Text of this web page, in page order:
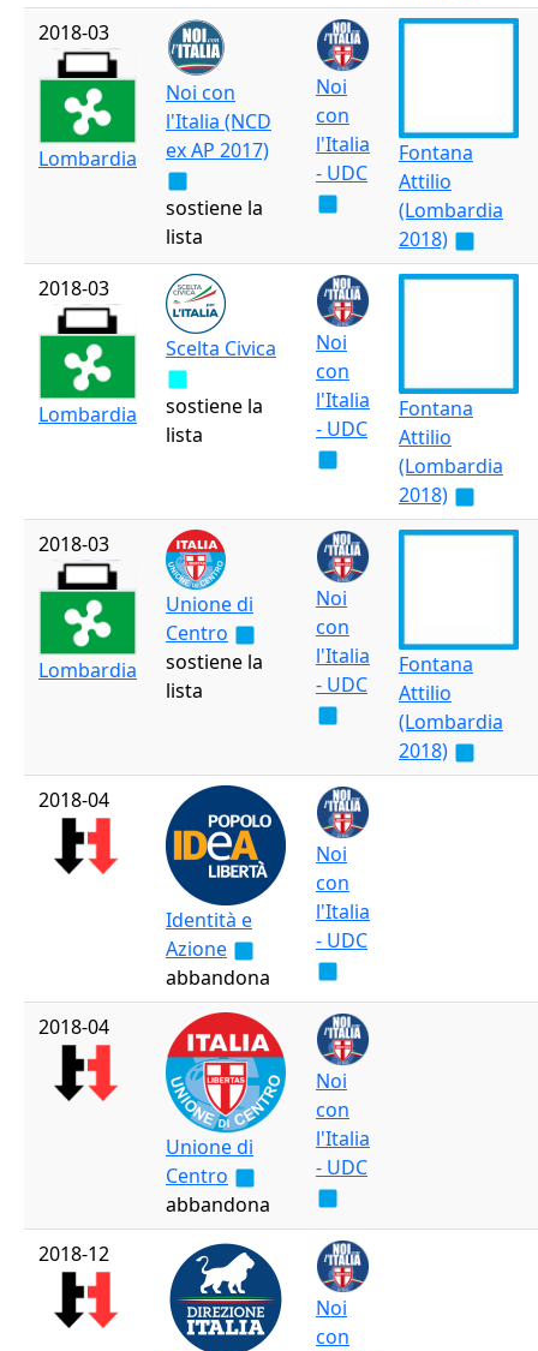
2018-03
Lombardia
Noi con
l'Italia (NCD
ex AP 2017)
sostiene la
lista
Noi
con
l'Italia
- UDC
Fontana
Attilio
(Lombardia
2018)
2018-03
Lombardia
Scelta Civica
sostiene la
lista
Noi
con
l'Italia
- UDC
Fontana
Attilio
(Lombardia
2018)
2018-03
Lombardia
Unione di
Centro
sostiene la
lista
Noi
con
l'Italia
- UDC
Fontana
Attilio
(Lombardia
2018)
2018-04
Identità e
Azione
abbandona
Noi
con
l'Italia
- UDC
2018-04
Unione di
Centro
abbandona
Noi
con
l'Italia
- UDC
2018-12
Noi
con